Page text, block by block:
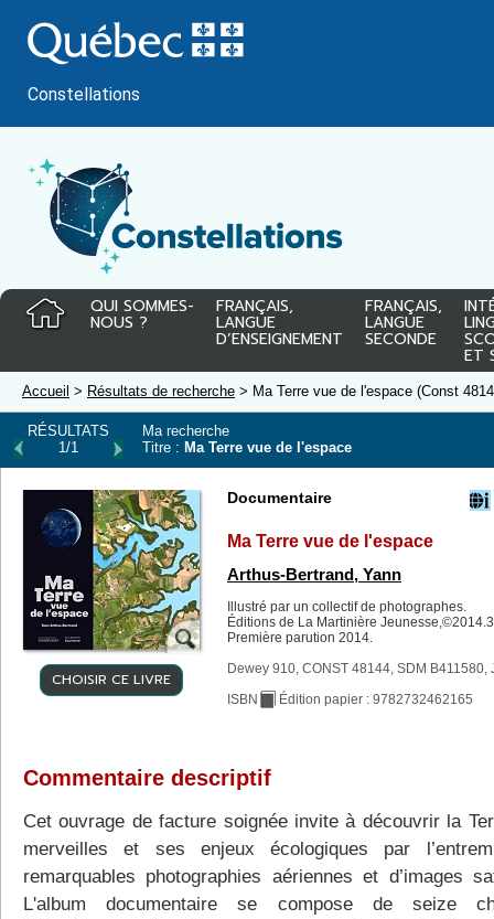
au
contenu
Constellations
QUI SOMMES-
NOUS ?
FRANÇAIS,
LANGUE
D’ENSEIGNEMENT
FRANÇAIS,
LANGUE
SECONDE
ET
Accueil > Résultats de recherche > Ma Terre vue de l'espace (Const
RÉSULTATS
1/1
Ma recherche
Titre : Ma Terre vue de l'espace
CHOISIR CE LIVRE
Documentaire
Ma Terre vue de l'espace
Arthus-Bertrand, Yann
Illustré par un collectif de photographes.
Éditions de La Martinière
Première parution 2014.
Dewey 910, CONST 48144, SDM B411580,
ISBN Édition papier : 9782732462165
Commentaire descriptif
Cet ouvrage de facture soignée invite à découvrir la
merveilles et ses enjeux écologiques par
remarquables photographies aériennes et d’images
L'album documentaire se compose de seize